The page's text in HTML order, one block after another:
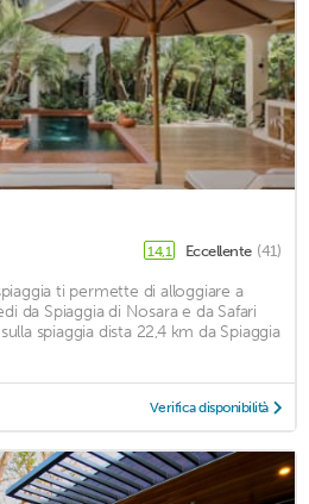
14,1 Eccellente (41)
ti permette di alloggiare a
da Spiaggia di Nosara e da Safari
spiaggia dista 22,4 km da Spiaggia
Verifica disponibilità